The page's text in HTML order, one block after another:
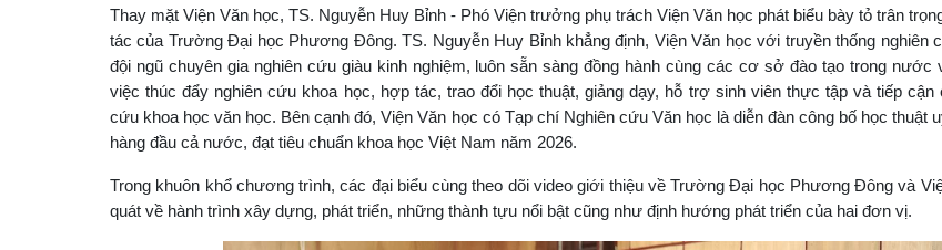
Thay mặt Viện Văn học, TS. Nguyễn Huy Bỉnh - Phó Viện trưởng phụ trách Viện Văn học phát biểu bày tỏ trân
tác của Trường Đại học Phương Đông. TS. Nguyễn Huy Bỉnh khẳng định, Viện Văn học với truyền thống nghiên
đội ngũ chuyên gia nghiên cứu giàu kinh nghiệm, luôn sẵn sàng đồng hành cùng các cơ sở đào tạo trong nước
việc thúc đẩy nghiên cứu khoa học, hợp tác, trao đổi học thuật, giảng dạy, hỗ trợ sinh viên thực tập và tiếp cận
cứu khoa học văn học. Bên cạnh đó, Viện Văn học có Tạp chí Nghiên cứu Văn học là diễn đàn công bố học thuật
hàng đầu cả nước, đạt tiêu chuẩn khoa học Việt Nam năm 2026.
Trong khuôn khổ chương trình, các đại biểu cùng theo dõi video giới thiệu về Trường Đại học Phương Đông và
quát về hành trình xây dựng, phát triển, những thành tựu nổi bật cũng như định hướng phát triển của hai đơn vị.